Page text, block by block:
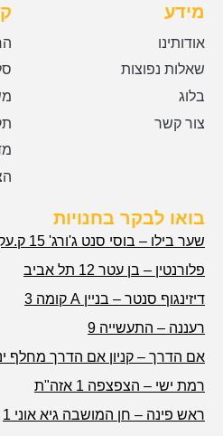
מידע
אודותינו
שאלות נפוצות
בלוג
צור קשר
בואו לבקר בחנויות
שער בילו – בוסי סנט ג'ורג' 15 ק.עקרון
פלורנטין – בן עטר 12 תל אביב
דיזינגוף סנטר – בניין A קומה 3
רעננה – התעשייה 9
אם הדרך – קניון אם הדרך מחלף
רמת ישי – הצפצפה 1 אזה"ת
ראש פינה – חן המושבה גיא אוני 1